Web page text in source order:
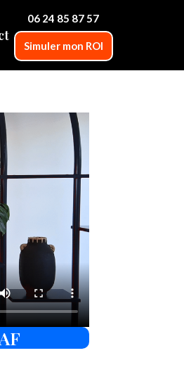
Simuler mon ROI
06 24 85 87 57